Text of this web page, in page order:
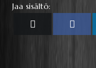
Jaa sisältö: